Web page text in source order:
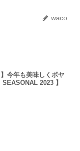
waco
】今年も美味しくボヤ
2023 】